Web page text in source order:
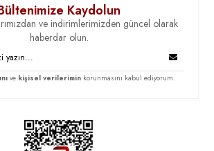
Kaydolun
ve indirimlerimizden güncel olarak
haberdar olun.
ve kişisel verilerimin korunmasını kabul ediyorum.